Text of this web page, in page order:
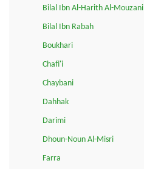
Bilal Ibn Al-Harith Al-Mouzani
Bilal Ibn Rabah
Boukhari
Chafi'i
Chaybani
Dahhak
Darimi
Dhoun-Noun Al-Misri
Farra